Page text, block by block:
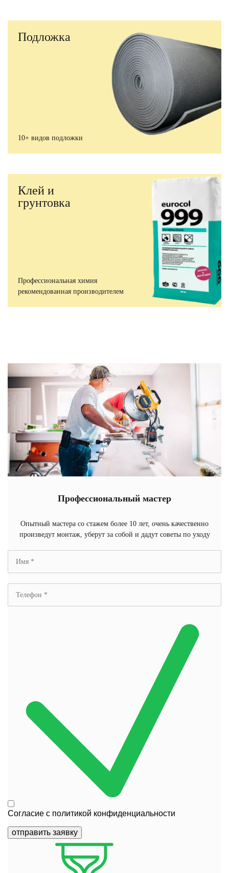
Подложка
10+ видов подложки
Клей и
грунтовка
Профессиональная химия
рекомендованная производителем
Профессиональный мастер
Опытный мастера со стажем более 10 лет, очень качественно
произведут монтаж, уберут за собой и дадут советы по уходу
Согласие с политикой конфиденциальности
отправить заявку